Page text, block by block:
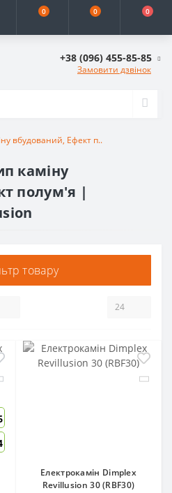
0 0 0
+38 (096) 455-85-85
Замовити дзвінок
вбудований, Ефект п..
каміну
полум'я |
товару
Електрокамін Dimplex
Revillusion 30 (RBF30)